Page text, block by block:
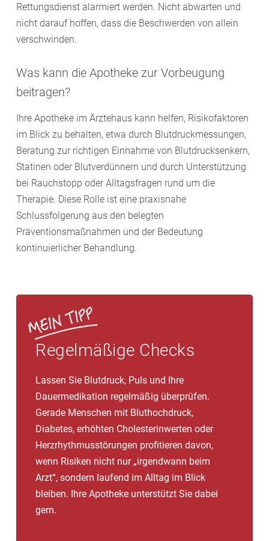
Rettungsdienst alarmiert werden. Nicht abwarten und
nicht darauf hoffen, dass die Beschwerden von allein
verschwinden.
Was kann die Apotheke zur Vorbeugung
beitragen?
Ihre Apotheke im Ärztehaus kann helfen, Risikofaktoren
im Blick zu behalten, etwa durch Blutdruckmessungen,
Beratung zur richtigen Einnahme von Blutdrucksenkern,
Statinen oder Blutverdünnern und durch Unterstützung
bei Rauchstopp oder Alltagsfragen rund um die
Therapie. Diese Rolle ist eine praxisnahe
Schlussfolgerung aus den belegten
Präventionsmaßnahmen und der Bedeutung
kontinuierlicher Behandlung.
Regelmäßige Checks
Lassen Sie Blutdruck, Puls und Ihre
Dauermedikation regelmäßig überprüfen.
Gerade Menschen mit Bluthochdruck,
Diabetes, erhöhten Cholesterinwerten oder
Herzrhythmusstörungen profitieren davon,
wenn Risiken nicht nur „irgendwann beim
Arzt“, sondern laufend im Alltag im Blick
bleiben. Ihre Apotheke unterstützt Sie dabei
gern.